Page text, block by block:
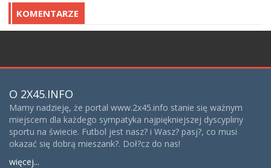
KOMENTARZE
O 2X45.INFO
Mamy nadzieję, że portal www.2x45.info stanie się ważnym
miejscem dla każdego sympatyka najpiękniejszej dyscypliny
sportu na świecie. Futbol jest nasz? i Wasz? pasj?, co musi
okazać się dobrą mieszank?. Doł?cz do nas!
więcej...